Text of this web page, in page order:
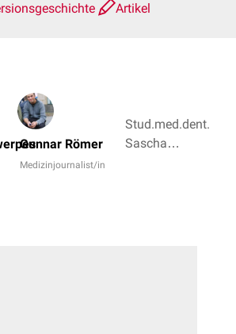
Artikel
Gunnar Römer
Medizinjournalist/in
Stud.med.dent.
Sascha